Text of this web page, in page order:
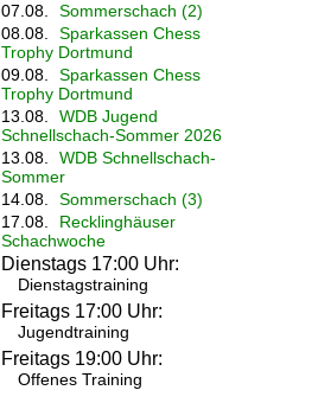
07.08.
Sommerschach (2)
08.08.
Sparkassen Chess
Trophy Dortmund
09.08.
Sparkassen Chess
Trophy Dortmund
13.08.
WDB Jugend
Schnellschach-Sommer 2026
13.08.
WDB Schnellschach-
Sommer
14.08.
Sommerschach (3)
17.08.
Recklinghäuser
Schachwoche
Dienstags 17:00 Uhr:
Dienstagstraining
Freitags 17:00 Uhr:
Jugendtraining
Freitags 19:00 Uhr:
Offenes Training